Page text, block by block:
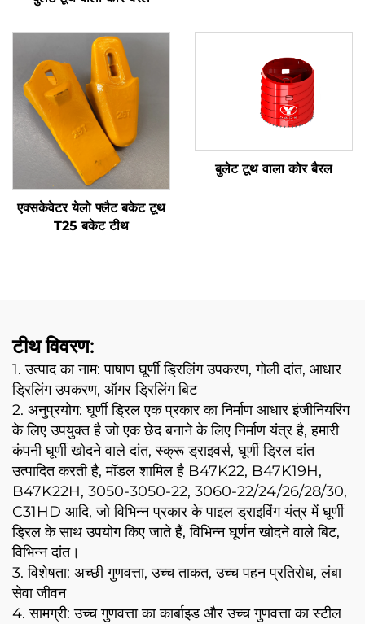
एक्सकेवेटर येलो फ्लैट बकेट टूथ
T25 बकेट टीथ
बुलेट टूथ वाला कोर बैरल
टीथ विवरण:
1. उत्पाद का नाम: पाषाण घूर्णी ड्रिलिंग उपकरण, गोली दांत, आधार
ड्रिलिंग उपकरण, ऑगर ड्रिलिंग बिट
2. अनुप्रयोग: घूर्णी ड्रिल एक प्रकार का निर्माण आधार इंजीनियरिंग
के लिए उपयुक्त है जो एक छेद बनाने के लिए निर्माण यंत्र है, हमारी
कंपनी घूर्णी खोदने वाले दांत, स्क्रू ड्राइवर्स, घूर्णी ड्रिल दांत
उत्पादित करती है, मॉडल शामिल है B47K22, B47K19H,
B47K22H, 3050-3050-22, 3060-22/24/26/28/30,
C31HD आदि, जो विभिन्न प्रकार के पाइल ड्राइविंग यंत्र में घूर्णी
ड्रिल के साथ उपयोग किए जाते हैं, विभिन्न घूर्णन खोदने वाले बिट,
विभिन्न दांत।
3. विशेषता: अच्छी गुणवत्ता, उच्च ताकत, उच्च पहन प्रतिरोध, लंबा
सेवा जीवन
4. सामग्री: उच्च गुणवत्ता का कार्बाइड और उच्च गुणवत्ता का स्टील